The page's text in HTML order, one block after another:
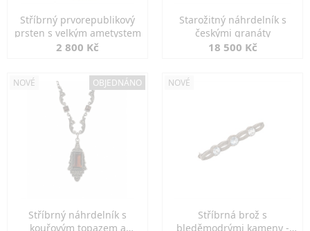
Stříbrný prvorepublikový
prsten s velkým ametystem
2 800 Kč
Starožitný náhrdelník s
českými granáty
18 500 Kč
NOVÉ OBJEDNÁNO
Stříbrný náhrdelník s
kouřovým topazem a
NOVÉ
Stříbrná brož s
bleděmodrými kameny -